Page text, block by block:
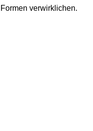
verwirklichen.